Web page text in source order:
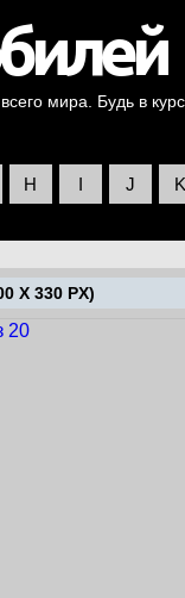
мира. Будь в
H I J K
X 330 PX)